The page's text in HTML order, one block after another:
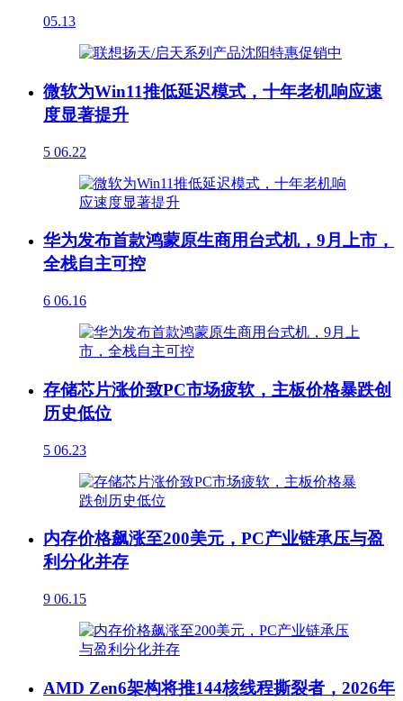
05.13
微软为Win11推低延迟模式，十年老机响应速
度显著提升
5 06.22
华为发布首款鸿蒙原生商用台式机，9月上市，
全栈自主可控
6 06.16
存储芯片涨价致PC市场疲软，主板价格暴跌创
历史低位
5 06.23
内存价格飙涨至200美元，PC产业链承压与盈
利分化并存
9 06.15
AMD Zen6架构将推144核线程撕裂者，2026年